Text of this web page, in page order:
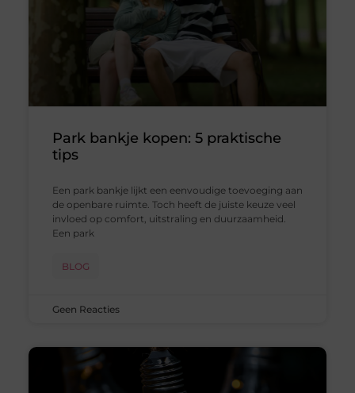
Park bankje kopen: 5 praktische
tips
Een park bankje lijkt een eenvoudige toevoeging aan
de openbare ruimte. Toch heeft de juiste keuze veel
invloed op comfort, uitstraling en duurzaamheid.
Een park
BLOG
Geen Reacties